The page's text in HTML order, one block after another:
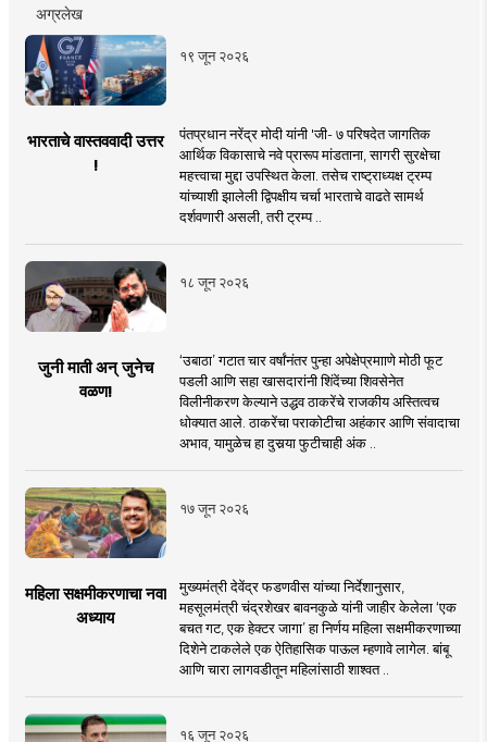
अग्रलेख
१९ जून २०२६
भारताचे वास्तववादी उत्तर
!
पंतप्रधान नरेंद्र मोदी यांनी 'जी- ७ परिषदेत जागतिक
आर्थिक विकासाचे नवे प्रारूप मांडताना, सागरी सुरक्षेचा
महत्त्वाचा मुद्दा उपस्थित केला. तसेच राष्ट्राध्यक्ष ट्रम्प
यांच्याशी झालेली द्विपक्षीय चर्चा भारताचे वाढते सामर्थ
दर्शवणारी असली, तरी ट्रम्प ..
१८ जून २०२६
जुनी माती अन् जुनेच
वळण!
‘उबाठा’ गटात चार वर्षांनंतर पुन्हा अपेक्षेप्रमााणे मोठी फूट
पडली आणि सहा खासदारांनी शिंदेंच्या शिवसेनेत
विलीनीकरण केल्याने उद्धव ठाकरेंचे राजकीय अस्तित्वच
धोक्यात आले. ठाकरेंचा पराकोटीचा अहंकार आणि संवादाचा
अभाव, यामुळेच हा दुसर्‍या फुटीचाही अंक ..
१७ जून २०२६
महिला सक्षमीकरणाचा नवा
अध्याय
मुख्यमंत्री देवेंद्र फडणवीस यांच्या निर्देशानुसार,
महसूलमंत्री चंद्रशेखर बावनकुळे यांनी जाहीर केलेला ‘एक
बचत गट, एक हेक्टर जागा’ हा निर्णय महिला सक्षमीकरणाच्या
दिशेने टाकलेले एक ऐतिहासिक पाऊल म्हणावे लागेल. बांबू
आणि चारा लागवडीतून महिलांसाठी शाश्वत ..
१६ जून २०२६